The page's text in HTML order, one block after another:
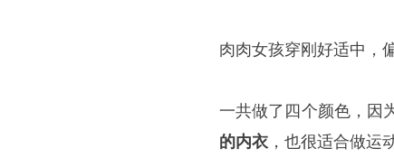
肉肉女孩穿刚好适中，
一共做了四个颜色，因
的内衣 ，也很适合做运